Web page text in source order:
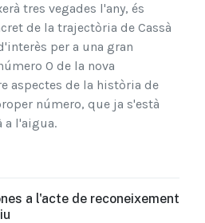
tres vegades l'any, és
de la trajectòria de Cassà
per a una gran
0 de la nova
aspectes de la història de
número, que ja s'està
a l'aigua.
a l'acte de reconeixement